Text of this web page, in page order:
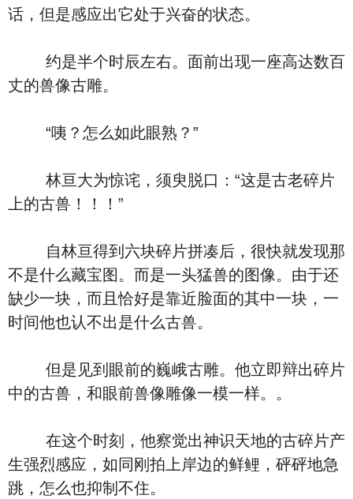
话，但是感应出它处于兴奋的状态。
约是半个时辰左右。面前出现一座高达数百
丈的兽像古雕。
“咦？怎么如此眼熟？”
林亘大为惊诧，须臾脱口：“这是古老碎片
上的古兽！！！”
自林亘得到六块碎片拼凑后，很快就发现那
不是什么藏宝图。而是一头猛兽的图像。由于还
缺少一块，而且恰好是靠近脸面的其中一块，一
时间他也认不出是什么古兽。
但是见到眼前的巍峨古雕。他立即辩出碎片
中的古兽，和眼前兽像雕像一模一样。。
在这个时刻，他察觉出神识天地的古碎片产
生强烈感应，如同刚拍上岸边的鲜鲤，砰砰地急
跳，怎么也抑制不住。